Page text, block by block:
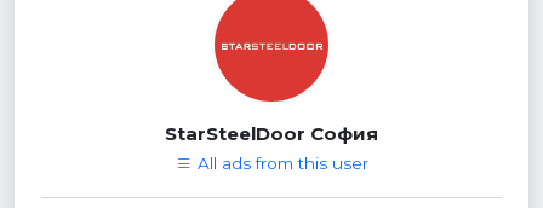
StarSteelDoor София
All ads from this user